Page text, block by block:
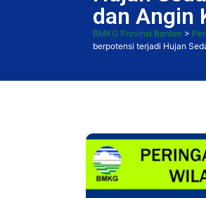
dan Angin
BMKG Provinsi Banten >
berpotensi terjadi Hujan